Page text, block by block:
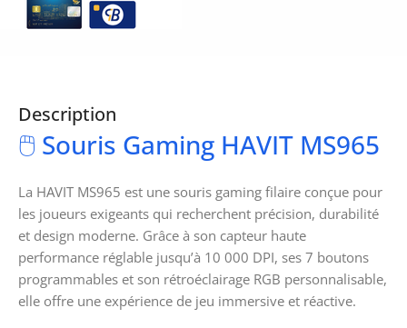
Description
🖱️ Souris Gaming HAVIT MS965
La HAVIT MS965 est une souris gaming filaire conçue pour
les joueurs exigeants qui recherchent précision, durabilité
et design moderne. Grâce à son capteur haute
performance réglable jusqu’à 10 000 DPI, ses 7 boutons
programmables et son rétroéclairage RGB personnalisable,
elle offre une expérience de jeu immersive et réactive.